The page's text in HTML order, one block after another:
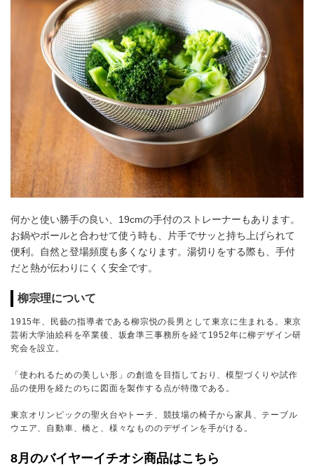
何かと使い勝手の良い、19cmの手付のストレーナーもあります。
お鍋やボールと合わせて使う時も、片手でサッと持ち上げられて
便利。自然と登場頻度も多くなります。湯切りをする際も、手付
だと熱が伝わりにくく安全です。
柳宗理について
1915年、民藝の指導者である柳宗悦の長男として東京に生まれる。東京
芸術大学油絵科を卒業後、坂倉準三事務所を経て1952年に柳デザイン研
究会を設立。
「使われるための美しい形」の創造を目指しており、模型づくりや試作
品の使用を経たのちに図面を製作する点が特徴である。
東京オリンピックの聖火台やトーチ、競技場の椅子から家具、テーブル
ウエア、自動車、橋と、様々なもののデザインを手がける。
8月のバイヤーイチオシ商品はこちら